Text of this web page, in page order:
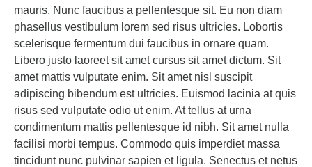
mauris. Nunc faucibus a pellentesque sit. Eu non diam
phasellus vestibulum lorem sed risus ultricies. Lobortis
scelerisque fermentum dui faucibus in ornare quam.
Libero justo laoreet sit amet cursus sit amet dictum. Sit
amet mattis vulputate enim. Sit amet nisl suscipit
adipiscing bibendum est ultricies. Euismod lacinia at quis
risus sed vulputate odio ut enim. At tellus at urna
condimentum mattis pellentesque id nibh. Sit amet nulla
facilisi morbi tempus. Commodo quis imperdiet massa
tincidunt nunc pulvinar sapien et ligula. Senectus et netus